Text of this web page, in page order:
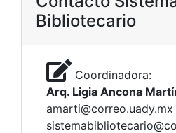
Bibliotecario
Coordinadora:
Arq. Ligia Ancona
amarti@correo.uady.mx